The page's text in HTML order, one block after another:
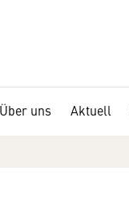
Über uns Aktuell